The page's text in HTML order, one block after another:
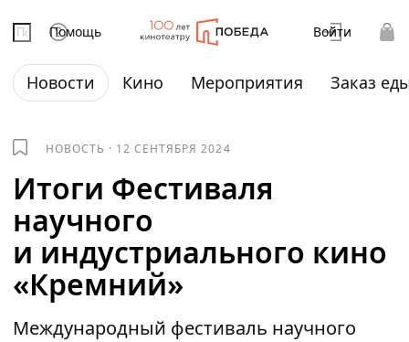
Помощь Войти
Новости Кино Мероприятия Заказ
НОВОСТЬ · 12 СЕНТЯБРЯ 2024
Итоги Фестиваля
научного
и индустриального кино
«Кремний»
Международный фестиваль научного